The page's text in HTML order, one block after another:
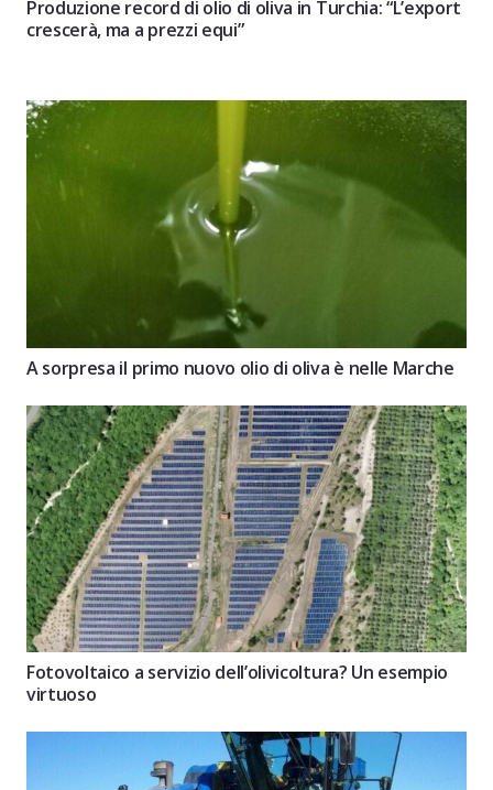
Produzione record di olio di oliva in Turchia: “L’export
crescerà, ma a prezzi equi”
A sorpresa il primo nuovo olio di oliva è nelle Marche
Fotovoltaico a servizio dell’olivicoltura? Un esempio
virtuoso